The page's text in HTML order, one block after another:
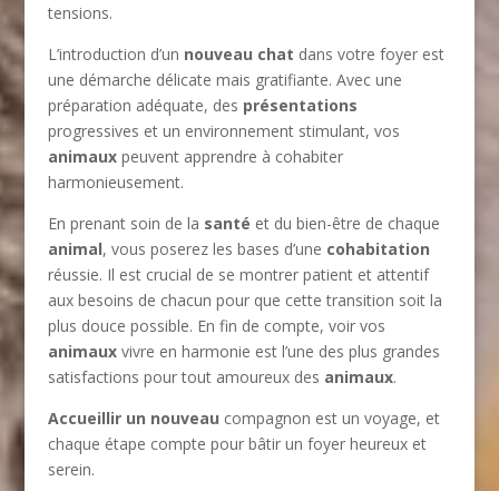
tensions.
L’introduction d’un nouveau chat dans votre foyer est
une démarche délicate mais gratifiante. Avec une
préparation adéquate, des présentations
progressives et un environnement stimulant, vos
animauxpeuvent apprendre à cohabiter
harmonieusement.
En prenant soin de la santé et du bien-être de chaque
animal, vous poserez les bases d’une cohabitation
réussie. Il est crucial de se montrer patient et attentif
aux besoins de chacun pour que cette transition soit la
plus douce possible. En fin de compte, voir vos
animauxvivre en harmonie est l’une des plus grandes
satisfactions pour tout amoureux des animaux.
Accueillir un nouveau compagnon est un voyage, et
chaque étape compte pour bâtir un foyer heureux et
serein.